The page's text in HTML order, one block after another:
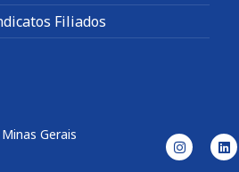
Filiados
Gerais